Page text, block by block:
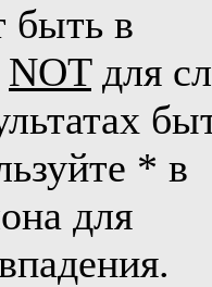
быть в
NOTдля
* в
для